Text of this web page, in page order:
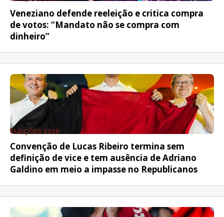
Veneziano defende reeleição e critica compra
de votos: “Mandato não se compra com
dinheiro”
ELEIÇÕES 2026
Convenção de Lucas Ribeiro termina sem
definição de vice e tem ausência de Adriano
Galdino em meio a impasse no Republicanos